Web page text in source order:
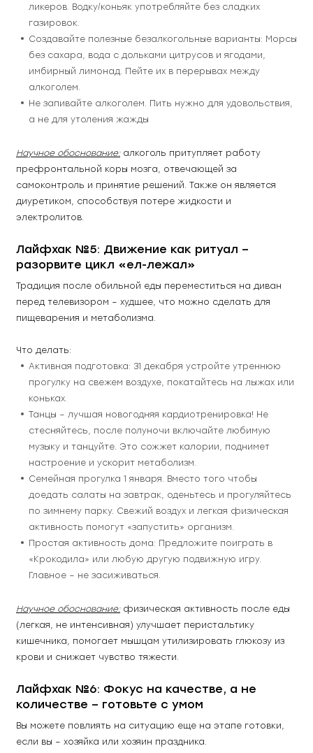
ликеров. Водку/коньяк употребляйте без сладких
газировок.
Создавайте полезные безалкогольные варианты: Морсы
без сахара, вода с дольками цитрусов и ягодами,
имбирный лимонад. Пейте их в перерывах между
алкоголем.
Не запивайте алкоголем. Пить нужно для удовольствия,
а не для утоления жажды
Научное обоснование: алкоголь притупляет работу
префронтальной коры мозга, отвечающей за
самоконтроль и принятие решений. Также он является
диуретиком, способствуя потере жидкости и
электролитов.
Лайфхак №5: Движение как ритуал –
разорвите цикл «ел-лежал»
Традиция после обильной еды переместиться на диван
перед телевизором – худшее, что можно сделать для
пищеварения и метаболизма.
Что делать:
Активная подготовка: 31 декабря устройте утреннюю
прогулку на свежем воздухе, покатайтесь на лыжах или
коньках.
Танцы – лучшая новогодняя кардиотренировка! Не
стесняйтесь, после полуночи включайте любимую
музыку и танцуйте. Это сожжет калории, поднимет
настроение и ускорит метаболизм.
Семейная прогулка 1 января. Вместо того чтобы
доедать салаты на завтрак, оденьтесь и прогуляйтесь
по зимнему парку. Свежий воздух и легкая физическая
активность помогут «запустить» организм.
Простая активность дома: Предложите поиграть в
«Крокодила» или любую другую подвижную игру.
Главное – не засиживаться.
Научное обоснование: физическая активность после еды
(легкая, не интенсивная) улучшает перистальтику
кишечника, помогает мышцам утилизировать глюкозу из
крови и снижает чувство тяжести.
Лайфхак №6: Фокус на качестве, а не
количестве – готовьте с умом
Вы можете повлиять на ситуацию еще на этапе готовки,
если вы – хозяйка или хозяин праздника.